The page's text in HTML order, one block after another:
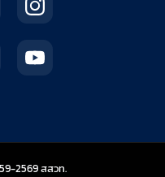
2569สสวท.สถาบันส่งเสริมการสอ